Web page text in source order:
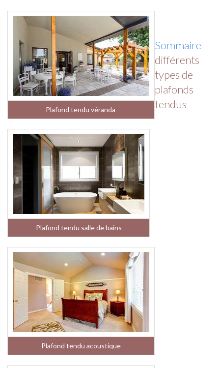
Plafond tendu véranda
Plafond tendu salle de bains
Plafond tendu acoustique
Sommaire
différents
types de
plafonds
tendus